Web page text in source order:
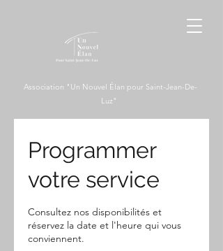
Association "Un Nouvel Élan pour Saint-Jean-De-
Luz"
Programmer
votre service
Consultez nos disponibilités et
réservez la date et l'heure qui vous
conviennent.